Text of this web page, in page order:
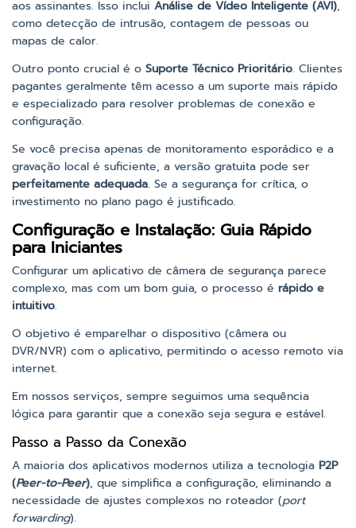
aos assinantes. Isso inclui Análise de Vídeo Inteligente (AVI),
como detecção de intrusão, contagem de pessoas ou
mapas de calor.
Outro ponto crucial é o Suporte Técnico Prioritário. Clientes
pagantes geralmente têm acesso a um suporte mais rápido
e especializado para resolver problemas de conexão e
configuração.
Se você precisa apenas de monitoramento esporádico e a
gravação local é suficiente, a versão gratuita pode ser
perfeitamente adequada. Se a segurança for crítica, o
investimento no plano pago é justificado.
Configuração e Instalação: Guia Rápido
para Iniciantes
Configurar um aplicativo de câmera de segurança parece
complexo, mas com um bom guia, o processo é rápido e
intuitivo.
O objetivo é emparelhar o dispositivo (câmera ou
DVR/NVR) com o aplicativo, permitindo o acesso remoto via
internet.
Em nossos serviços, sempre seguimos uma sequência
lógica para garantir que a conexão seja segura e estável.
Passo a Passo da Conexão
A maioria dos aplicativos modernos utiliza a tecnologia P2P
(Peer-to-Peer), que simplifica a configuração, eliminando a
necessidade de ajustes complexos no roteador (port
forwarding).